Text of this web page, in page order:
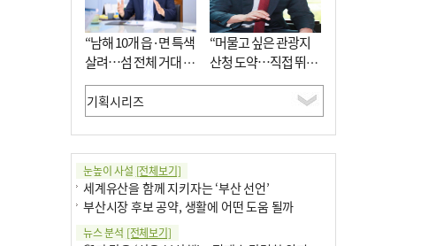
“남해 10개 읍·면 특색
살려…섬 전체 거대 정
원으로 조성”
“머물고 싶은 관광지
산청 도약…직접 뛰며
‘돈 버는 군수’ 될 것”
눈높이 사설 [전체보기]
세계유산을 함께 지키자는 ‘부산 선언’
부산시장 후보 공약, 생활에 어떤 도움 될까
뉴스 분석 [전체보기]